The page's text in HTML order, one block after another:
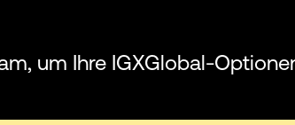
um Ihre IGXGlobal-